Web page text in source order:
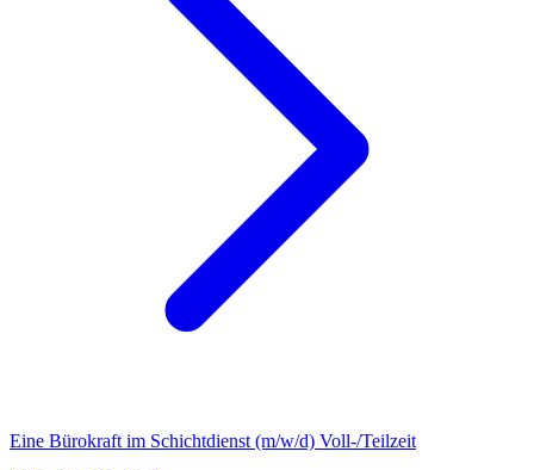
Eine Bürokraft im Schichtdienst (m/w/d) Voll-/Teilzeit